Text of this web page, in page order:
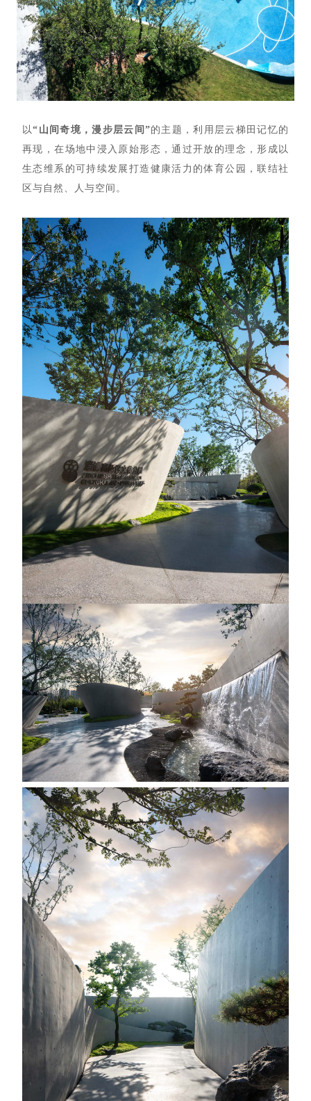
以“山间奇境，漫步层云间”的主题，利用层云梯田记忆的
再现，在场地中浸入原始形态，通过开放的理念，形成以
生态维系的可持续发展打造健康活力的体育公园，联结社
区与自然、人与空间。